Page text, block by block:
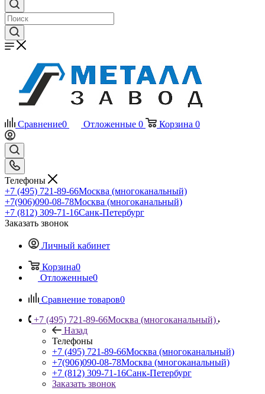
Сравнение0 Отложенные 0 Корзина 0
Телефоны
+7 (495) 721-89-66Москва (многоканальный)
+7(906)090-08-78Москва (многоканальный)
+7 (812) 309-71-16Санк-Петербург
Заказать звонок
Личный кабинет
Корзина0
Отложенные0
Сравнение товаров0
+7 (495) 721-89-66Москва (многоканальный)
Назад
Телефоны
+7 (495) 721-89-66Москва (многоканальный)
+7(906)090-08-78Москва (многоканальный)
+7 (812) 309-71-16Санк-Петербург
Заказать звонок